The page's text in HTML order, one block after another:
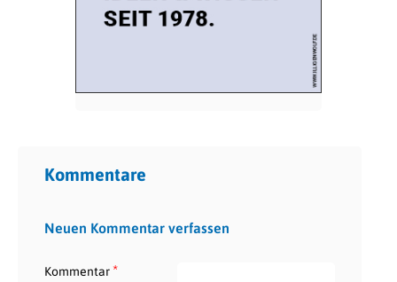
Kommentare
Neuen Kommentar verfassen
Kommentar*